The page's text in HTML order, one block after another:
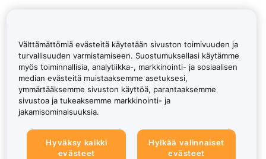
Välttämättömiä evästeitä käytetään sivuston toimivuuden ja
turvallisuuden varmistamiseen. Suostumuksellasi käytämme
myös toiminnallisia, analytiikka-, markkinointi- ja sosiaalisen
median evästeitä muistaaksemme asetuksesi,
ymmärtääksemme sivuston käyttöä, parantaaksemme
sivustoa ja tukeaksemme markkinointi- ja
jakamisominaisuuksia.
Hyväksy kaikki
evästeet
Hylkää valinnaiset
evästeet